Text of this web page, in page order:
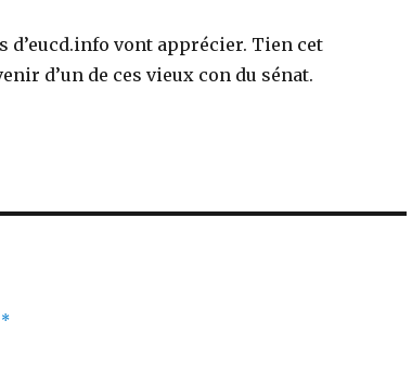
d’eucd.info vont apprécier. Tien cet
d’un de ces vieux con du sénat.
*